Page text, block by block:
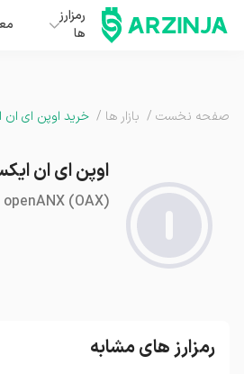
رمزارز
ها
صفحه نخست / بازار ها / خرید اوپن ای
اوپن ای ان
openANX(OAX)
رمزارز های مشابه